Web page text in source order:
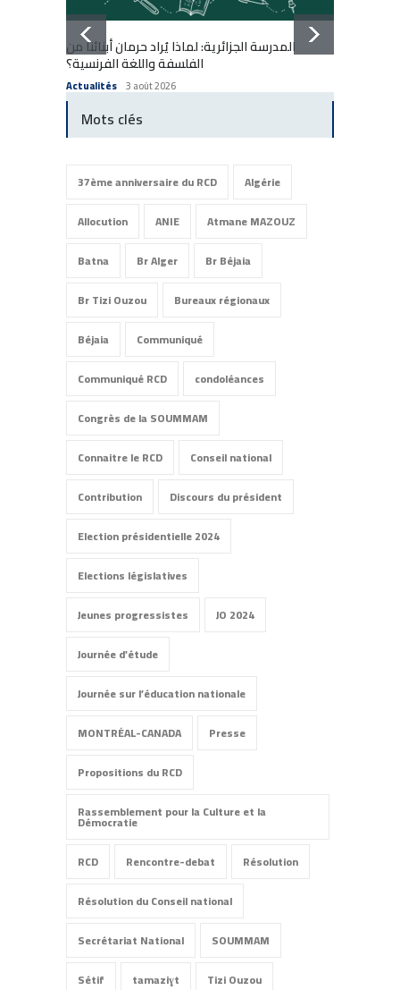
المدرسة الجزائرية: لماذا يُراد حرمان أبنائنا من
الفلسفة واللغة الفرنسية؟
Actualités 3 août 2026
Mots clés
37ème anniversaire du RCD
Algérie
Allocution
ANIE
Atmane MAZOUZ
Batna
Br Alger
Br Béjaia
Br Tizi Ouzou
Bureaux régionaux
Béjaia
Communiqué
Communiqué RCD
condoléances
Congrès de la SOUMMAM
Connaitre le RCD
Conseil national
Contribution
Discours du président
Election présidentielle 2024
Elections législatives
Jeunes progressistes
JO 2024
Journée d'étude
Journée sur l’éducation nationale
MONTRÉAL-CANADA
Presse
Propositions du RCD
Rassemblement pour la Culture et la
Démocratie
RCD
Rencontre-debat
Résolution
Résolution du Conseil national
Secrétariat National
SOUMMAM
Sétif
tamaziɣt Tizi Ouzou